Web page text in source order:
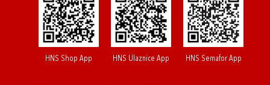
HNS Shop App HNS Ulaznice App HNS Semafor App